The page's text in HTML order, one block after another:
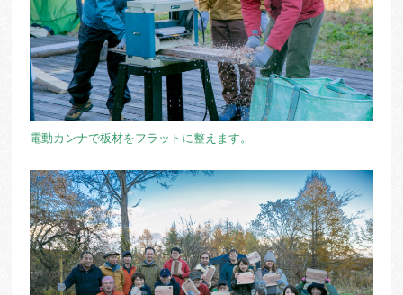
電動カンナで板材をフラットに整えます。